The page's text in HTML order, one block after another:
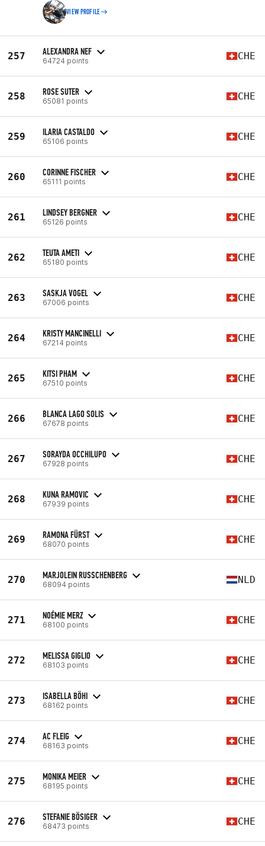
VIEW PROFILE
257 ALEXANDRA NEF
64724 points CHE
258 ROSE SUTER
65081 points CHE
259 ILARIA CASTALDO
65106 points CHE
260 CORINNE FISCHER
65111 points CHE
261 LINDSEY BERGNER
65126 points CHE
262 TEUTA AMETI
65180 points CHE
263 SASKJA VOGEL
67006 points CHE
264 KRISTY MANCINELLI
67214 points CHE
265 KITSI PHAM
67510 points CHE
266 BLANCA LAGO SOLIS
67678 points CHE
267 SORAYDA OCCHILUPO
67928 points CHE
268 KUNA RAMOVIC
67939 points CHE
269 RAMONA FÜRST
68070 points CHE
270 MARJOLEIN RUSSCHENBERG
68094 points NLD
271 NOÉMIE MERZ
68100 points CHE
272 MELISSA GIGLIO
68103 points CHE
273 ISABELLA BÖHI
68162 points CHE
274 AC FLEIG
68163 points CHE
275 MONIKA MEIER
68195 points CHE
276 STEFANIE BÖSIGER
68473 points CHE